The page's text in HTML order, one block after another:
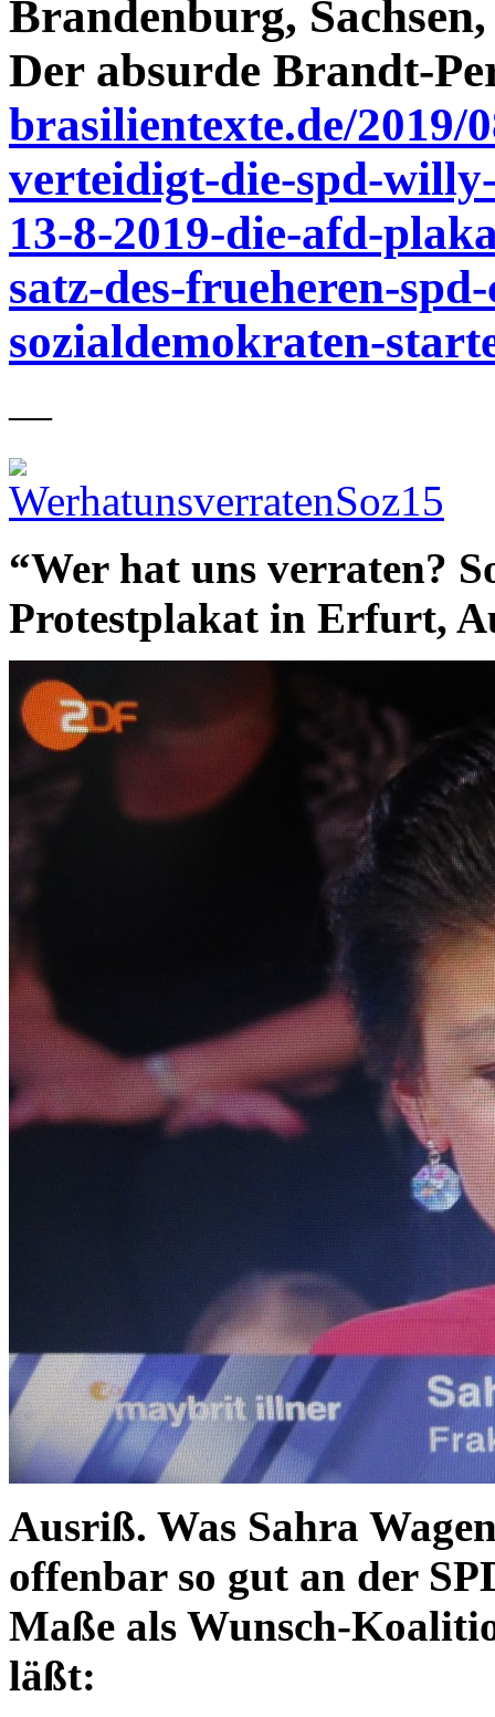
Brandenburg,
Der absurde Brandt-
brasilientexte.de/2019/
verteidigt-die-spd-
13-8-2019-die-afd-
satz-des-frueheren-
sozialdemokraten-
—
“Wer hat uns verraten?
Protestplakat in Erfurt,
Ausriß. Was Sahra
offenbar so gut an der
Maße als Wunsch-
läßt: